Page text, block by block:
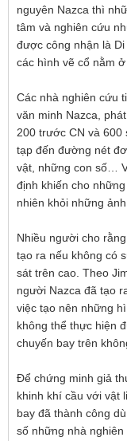
nguyên Nazca thì
tâm và nghiên cứu
được công nhận là
các hình vẽ cổ nằm
Các nhà nghiên cứu
văn minh Nazca,
200 trước CN và 600
tạp đến đường nét
vật, những con số…
định khiến cho
nhiên khỏi những
Nhiều người cho
tạo ra nếu không có
sát trên cao. Theo
người Nazca đã tạo
việc tạo nên những
không thể thực hiện
chuyến bay trên
Để chứng minh giả
khinh khí cầu với vật
bay đã thành công
số những nhà